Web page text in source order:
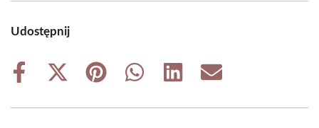
Udostępnij
Share
Share
(Twitter)
Share
Share
Share
Share